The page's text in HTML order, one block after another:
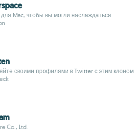
Mac, чтобы вы могли наслаждаться
своими профилями в Twitter с этим клоном
Co., Ltd.